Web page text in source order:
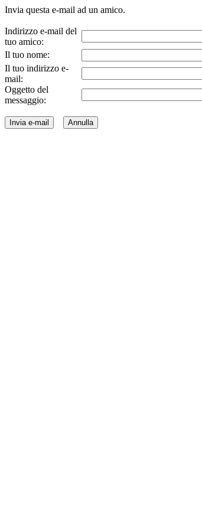
Invia questa e-mail ad un amico.
Indirizzo e-mail del
tuo amico:
Il tuo nome:
Il tuo indirizzo e-
mail:
Oggetto del
messaggio: